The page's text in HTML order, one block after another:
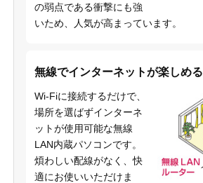
の弱点である衝撃にも強
いため、人気が高まっています。
無線でインターネットが楽しめる
Wi-Fiに接続するだけで、
場所を選ばずインターネ
ットが使用可能な無線
LAN内蔵パソコンです。
煩わしい配線がなく、快
適にお使いいただけま